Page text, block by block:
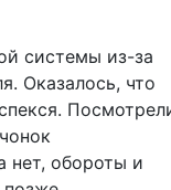
системы из-за
Оказалось, что
нет, обороты и